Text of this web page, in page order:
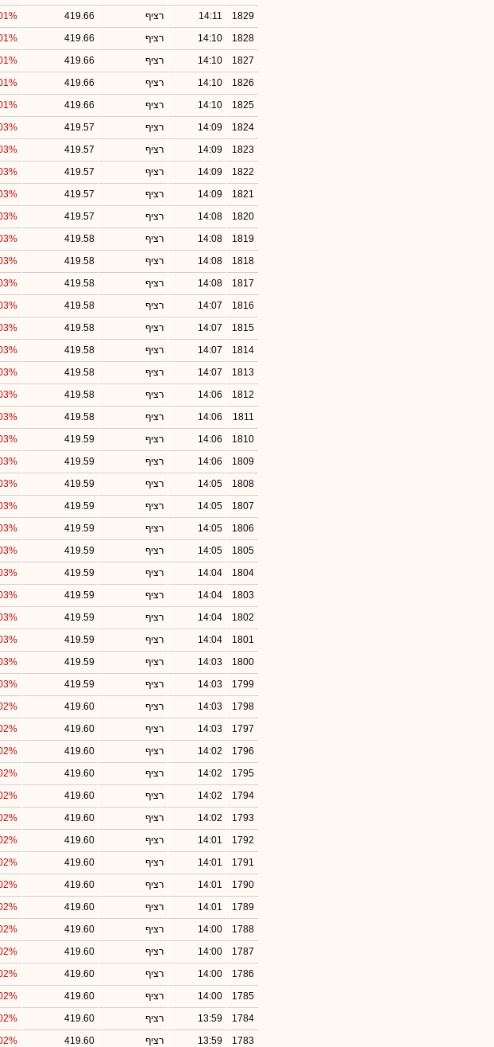
1829
14:11 רציף 419.66
1828
14:10 רציף 419.66
1827
14:10 רציף 419.66
1826
14:10 רציף 419.66
1825
14:10 רציף 419.66
1824
14:09 רציף 419.57
1823
14:09 רציף 419.57
1822
14:09 רציף 419.57
1821
14:09 רציף 419.57
1820
14:08 רציף 419.57
1819
14:08 רציף 419.58
1818
14:08 רציף 419.58
1817
14:08 רציף 419.58
1816
14:07 רציף 419.58
1815
14:07 רציף 419.58
1814
14:07 רציף 419.58
1813
14:07 רציף 419.58
1812
14:06 רציף 419.58
1811
14:06 רציף 419.58
1810
14:06 רציף 419.59
1809
14:06 רציף 419.59
1808
14:05 רציף 419.59
1807
14:05 רציף 419.59
1806
14:05 רציף 419.59
1805
14:05 רציף 419.59
1804
14:04 רציף 419.59
1803
14:04 רציף 419.59
1802
14:04 רציף 419.59
1801
14:04 רציף 419.59
1800
14:03 רציף 419.59
1799
14:03 רציף 419.59
1798
14:03 רציף 419.60
1797
14:03 רציף 419.60
1796
14:02 רציף 419.60
1795
14:02 רציף 419.60
1794
14:02 רציף 419.60
1793
14:02 רציף 419.60
1792
14:01 רציף 419.60
1791
14:01 רציף 419.60
1790
14:01 רציף 419.60
1789
14:01 רציף 419.60
1788
14:00 רציף 419.60
1787
14:00 רציף 419.60
1786
14:00 רציף 419.60
1785
14:00 רציף 419.60
1784
13:59 רציף 419.60
1783
13:59 רציף 419.60